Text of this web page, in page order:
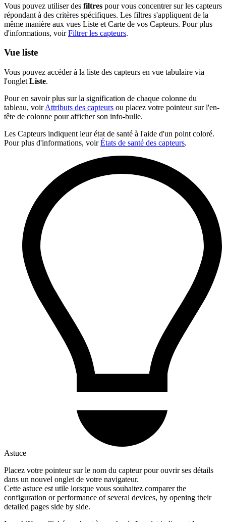
Vous pouvez utiliser des filtres pour vous concentrer sur les capteurs
répondant à des critères spécifiques. Les filtres s'appliquent de la
même manière aux vues Liste et Carte de vos Capteurs. Pour plus
d'informations, voirFiltrer les capteurs.
Vue liste
Vous pouvez accéder à la liste des capteurs en vue tabulaire via
l'onglet Liste.
Pour en savoir plus sur la signification de chaque colonne du
tableau, voirAttributs des capteurs ou placez votre pointeur sur l'en-
tête de colonne pour afficher son info-bulle.
Les Capteurs indiquent leur état de santé à l'aide d'un point coloré.
Pour plus d'informations, voirÉtats de santé des capteurs.
Astuce
Placez votre pointeur sur le nom du capteur pour ouvrir ses détails
dans un nouvel onglet de votre navigateur.
Cette astuce est utile lorsque vous souhaitez comparer the
configuration or performance of several devices, by opening their
detailed pages side by side.